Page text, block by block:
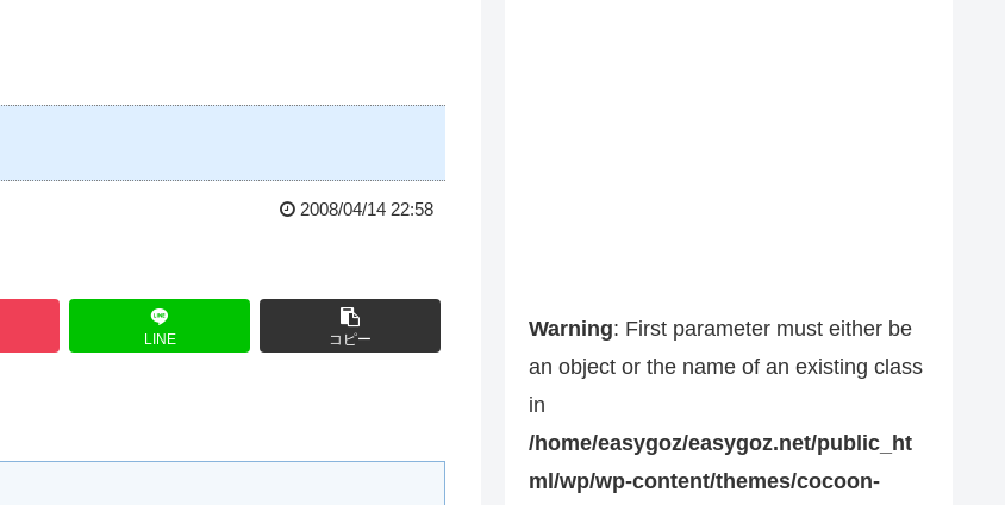
2008/04/14 22:58
LINE コピー Warning: First parameter must either be
an object or the name of an existing class
in
/home/easygoz/easygoz.net/public_ht
ml/wp/wp-content/themes/cocoon-